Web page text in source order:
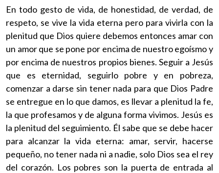
En todo gesto de vida, de honestidad, de verdad, de
respeto, se vive la vida eterna pero para vivirla con la
plenitud que Dios quiere debemos entonces amar con
un amor que se pone por encima de nuestro egoísmo y
por encima de nuestros propios bienes. Seguir a Jesús
que es eternidad, seguirlo pobre y en pobreza,
comenzar a darse sin tener nada para que Dios Padre
se entregue en lo que damos, es llevar a plenitud la fe,
la que profesamos y de alguna forma vivimos. Jesús es
la plenitud del seguimiento. Él sabe que se debe hacer
para alcanzar la vida eterna: amar, servir, hacerse
pequeño, no tener nada ni a nadie, solo Dios sea el rey
del corazón. Los pobres son la puerta de entrada al